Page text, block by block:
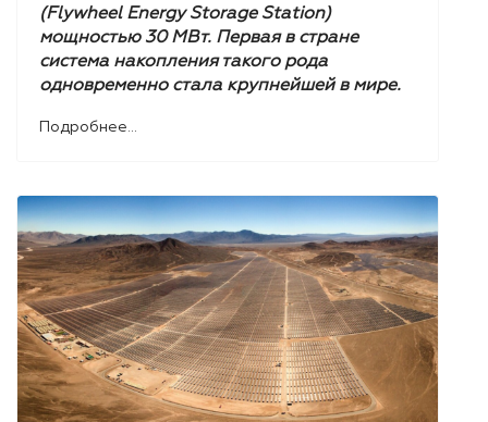
(Flywheel Energy Storage Station)
мощностью 30 МВт. Первая в стране
система накопления такого рода
одновременно стала крупнейшей в мире.
Подробнее...